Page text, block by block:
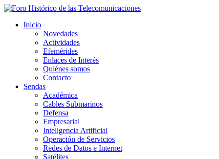
Inicio
Novedades
Actividades
Efemérides
Enlaces de Interés
Quiénes somos
Contacto
Sendas
Académica
Cables Submarinos
Defensa
Empresarial
Inteligencia Artificial
Operación de Servicios
Redes de Datos e Internet
Satélites